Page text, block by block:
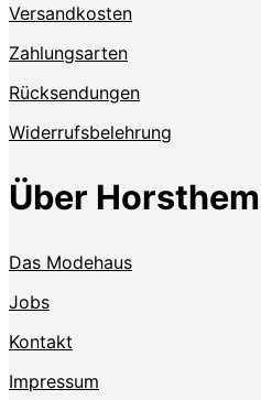
Versandkosten
Zahlungsarten
Rücksendungen
Widerrufsbelehrung
Über
Das Modehaus
Jobs
Kontakt
Impressum